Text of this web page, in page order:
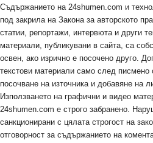
Съдържанието на 24shumen.com и
под закрила на Закона за авторското
статии, репортажи, интервюта и други
материали, публикувани в сайта, са
освен, ако изрично е посочено друго.
текстови материали само след писмено
посочване на източника и добавяне на
Използването на графични и видео
24shumen.com е строго забранено.
санкционирани с цялата строгост на
отговорност за съдържанието на